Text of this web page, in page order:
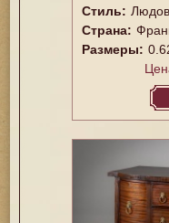
Стиль:
Страна:
Размеры: